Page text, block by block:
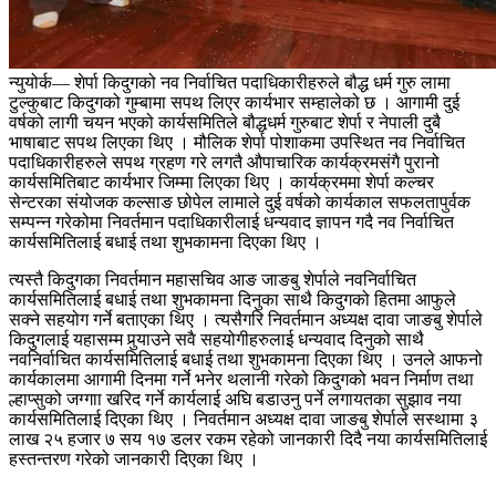
न्युयोर्क— शेर्पा किदुगको नव निर्वाचित पदाधिकारीहरुले बौद्ध धर्म गुरु लामा
टुल्कुबाट किदुगको गुम्बामा सपथ लिएर कार्यभार सम्हालेको छ । आगामी दुई
वर्षको लागी चयन भएको कार्यसमितिले बौद्धधर्म गुरुबाट शेर्पा र नेपाली दुबै
भाषाबाट सपथ लिएका थिए । मौलिक शेर्पा पोशाकमा उपस्थित नव निर्वाचित
पदाधिकारीहरुले सपथ ग्रहण गरे लगतै औपाचारिक कार्यक्रमसंगै पुरानो
कार्यसमितिबाट कार्यभार जिम्मा लिएका थिए । कार्यक्रममा शेर्पा कल्चर
सेन्टरका संयोजक कल्साङ छोपेल लामाले दुई वर्षको कार्यकाल सफलतापुर्वक
सम्पन्न गरेकोमा निवर्तमान पदाधिकारीलाई धन्यवाद ज्ञापन गदै नव निर्वाचित
कार्यसमितिलाई बधाई तथा शुभकामना दिएका थिए ।
त्यस्तै किदुगका निवर्तमान महासचिव आङ जाङबु शेर्पाले नवनिर्वाचित
कार्यसमितिलाई बधाई तथा शुभकामना दिनुका साथै किदुगको हितमा आफुले
सक्ने सहयोग गर्ने बताएका थिए । त्यसैगरि निवर्तमान अध्यक्ष दावा जाङबु शेर्पाले
किदुगलाई यहासम्म पुर्‍याउने सवै सहयोगीहरुलाई धन्यवाद दिनुको साथै
नवनिर्वाचित कार्यसमितिलाई बधाई तथा शुभकामना दिएका थिए । उनले आफनो
कार्यकालमा आगामी दिनमा गर्ने भनेर थलानी गरेको किदुगको भवन निर्माण तथा
ल्हाप्सुको जग्गाा खरिद गर्ने कार्यलाई अघि बडाउनु पर्ने लगायतका सुझाव नया
कार्यसमितिलाई दिएका थिए । निवर्तमान अध्यक्ष दावा जाङबु शेर्पाले सस्थामा ३
लाख २५ हजार ७ सय १७ डलर रकम रहेको जानकारी दिदै नया कार्यसमितिलाई
हस्तन्तरण गरेको जानकारी दिएका थिए ।